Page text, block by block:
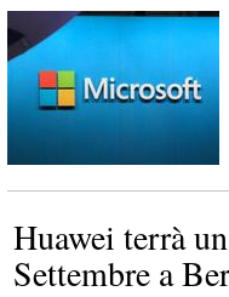
Huawei terrà
Settembre a